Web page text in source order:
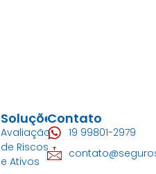
Soluções
Avaliação
de Riscos
e Ativos
Contato
19 99801-2979